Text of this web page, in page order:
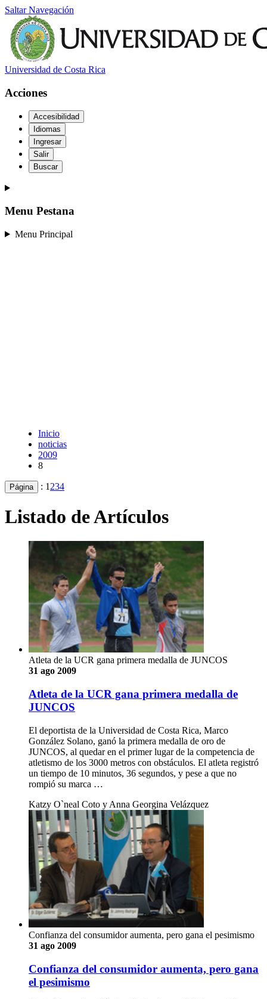
Saltar Navegación
Universidad de Costa Rica
Acciones
Accesibilidad
Idiomas
Ingresar
Salir
Buscar
Menu Pestana
Menu Principal
Inicio
noticias
2009
8
Página : 1 234
Listado de Artículos
Atleta de la UCR gana primera medalla de JUNCOS
31 ago 2009
Atleta de la UCR gana primera medalla de
JUNCOS
El deportista de la Universidad de Costa Rica, Marco
González Solano, ganó la primera medalla de oro de
JUNCOS, al quedar en el primer lugar de la competencia de
atletismo de los 3000 metros con obstáculos. El atleta registró
un tiempo de 10 minutos, 36 segundos, y pese a que no
rompió su marca …
Katzy O`neal Coto y Anna Georgina Velázquez
Confianza del consumidor aumenta, pero gana el pesimismo
31 ago 2009
Confianza del consumidor aumenta, pero gana
el pesimismo